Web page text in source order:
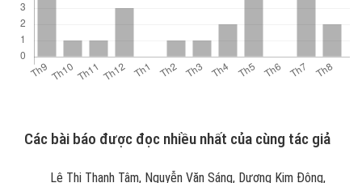
Các bài báo được đọc nhiều nhất của cùng tác giả
Lê Thị Thanh Tâm, Nguyễn Văn Sáng, Dương Kim Đông,